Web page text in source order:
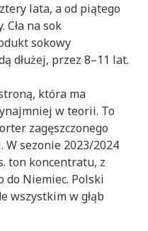
lata, a od piątego
Cła na sok
sokowy
dłużej, przez 8–11 lat.
która ma
w teorii. To
zagęszczonego
W sezonie 2023/2024
ton koncentratu, z
do Niemiec. Polski
wszystkim w głąb